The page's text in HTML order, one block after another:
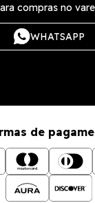
compras no
WHATSAPP
de